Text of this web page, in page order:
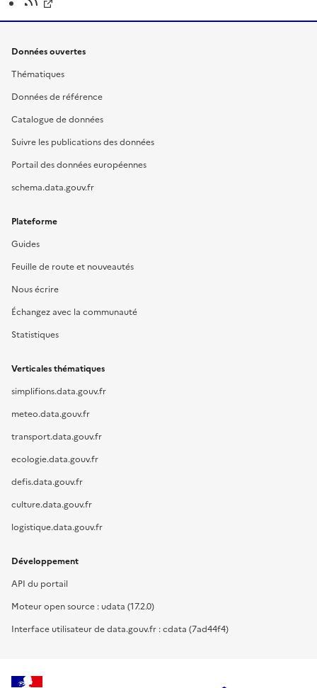
Données ouvertes
Thématiques
Données de référence
Catalogue de données
Suivre les publications des données
Portail des données européennes
schema.data.gouv.fr
Plateforme
Guides
Feuille de route et nouveautés
Nous écrire
Échangez avec la communauté
Statistiques
Verticales thématiques
simplifions.data.gouv.fr
meteo.data.gouv.fr
transport.data.gouv.fr
ecologie.data.gouv.fr
defis.data.gouv.fr
culture.data.gouv.fr
logistique.data.gouv.fr
Développement
API du portail
Moteur open source : udata (17.2.0)
Interface utilisateur de data.gouv.fr : cdata (7ad44f4)